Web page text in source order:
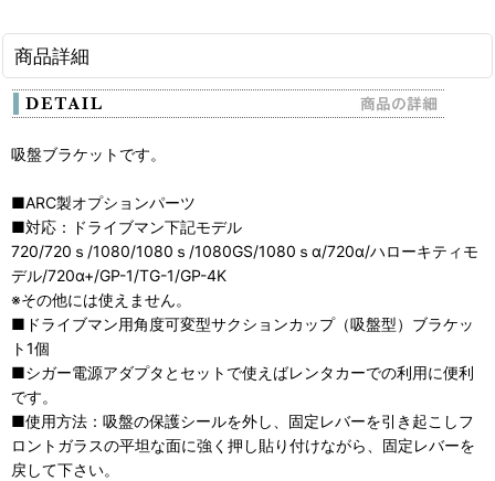
商品詳細
吸盤ブラケットです。
■ARC製オプションパーツ
■対応：ドライブマン下記モデル
720/720ｓ/1080/1080ｓ/1080GS/1080ｓα/720α/ハローキティモ
デル/720α+/GP-1/TG-1/GP-4K
※その他には使えません。
■ドライブマン用角度可変型サクションカップ（吸盤型）ブラケッ
ト1個
■シガー電源アダプタとセットで使えばレンタカーでの利用に便利
です。
■使用方法：吸盤の保護シールを外し、固定レバーを引き起こしフ
ロントガラスの平坦な面に強く押し貼り付けながら、固定レバーを
戻して下さい。